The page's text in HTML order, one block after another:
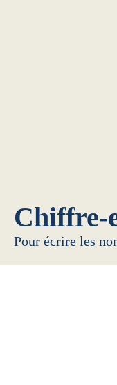
Chiffre-
Pour écrire les